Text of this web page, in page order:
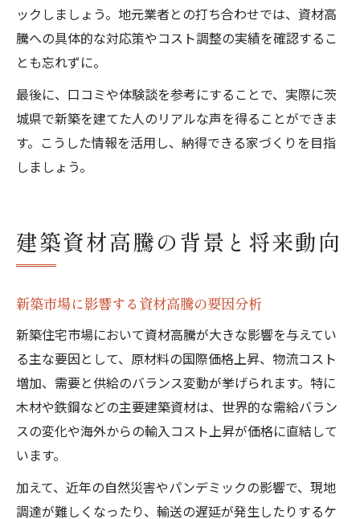
ックしましょう。地元業者との打ち合わせでは、資材高
騰への具体的な対応策やコスト調整の実績を確認するこ
とも忘れずに。
最後に、口コミや体験談を参考にすることで、実際に茨
城県で新築を建てた人のリアルな声を得ることができま
す。こうした情報を活用し、納得できる家づくりを目指
しましょう。
建築資材高騰の背景と将来動向
新築市場に影響する資材高騰の要因分析
新築住宅市場において資材高騰が大きな影響を与えてい
る主な要因として、原材料の国際価格上昇、物流コスト
増加、需要と供給のバランス変動が挙げられます。特に
木材や鉄鋼などの主要建築資材は、世界的な需給バラン
スの変化や海外からの輸入コスト上昇が価格に直結して
います。
加えて、近年の自然災害やパンデミックの影響で、現地
調達が難しくなったり、輸送の遅延が発生したりするケ